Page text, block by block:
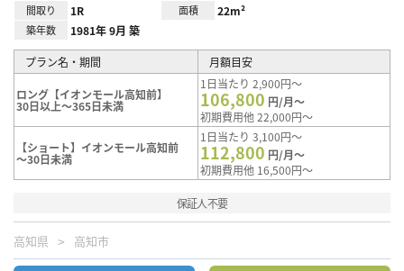
間取り 1R 面積 22m²
築年数 1981年 9月 築
プラン名・期間 月額目安
ロング【イオンモール高知前】
30日以上～365日未満
1日当たり 2,900円～
106,800 円/月～
初期費用他 22,000円～
【ショート】イオンモール高知前
～30日未満
1日当たり 3,100円～
112,800 円/月～
初期費用他 16,500円～
保証人不要
高知県 高知市